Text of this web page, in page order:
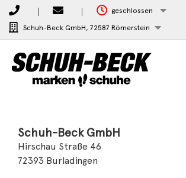
geschlossen
Schuh-Beck GmbH, 72587 Römerstein
Schuh-Beck GmbH
Hirschau Straße 46
72393 Burladingen